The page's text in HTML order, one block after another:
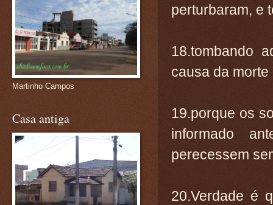
perturbaram, e
18.tombando
causa da
19.porque os
informado
perecessem
20.Verdade é
Martinho Campos
Casa antiga